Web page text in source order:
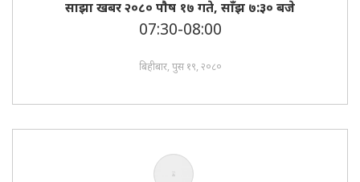
साझा खबर २०८० पाैष १७ गते, साँझ ७:३० बजे
07:30-08:00
बिहीबार, पुस १९, २०८०